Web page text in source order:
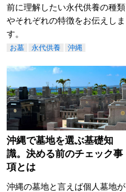
前に理解したい永代供養の種類
やそれぞれの特徴をお伝えしま
す。
お墓 永代供養 沖縄
沖縄で墓地を選ぶ基礎知
識。決める前のチェック事
項とは
沖縄の墓地と言えば個人墓地が